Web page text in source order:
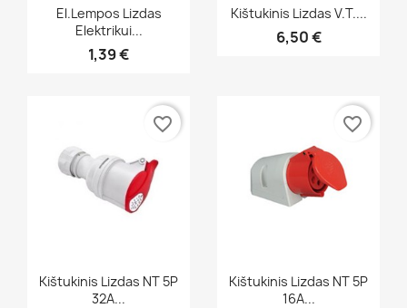
Greita peržiūra
El.lempos Lizdas
Elektrikui...
1,39 €
Greita peržiūra
Kištukinis Lizdas V.t....
6,50 €
Greita peržiūra
Kištukinis Lizdas NT 5P
32A...
favorite_border
Greita peržiūra
Kištukinis Lizdas NT 5P
16A...
favorite_border